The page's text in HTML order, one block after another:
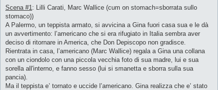
Scena #1 : Lilli Carati, Marc Wallice (cum on stomach=sborrata sullo
stomaco))
A Palermo, un teppista armato, si avvicina a Gina fuori casa sua e le dà
un avvertimento: l’americano che si era rifugiato in Italia sembra aver
deciso di ritornare in America, che Don Depiscopo non gradisce.
Rientrata in casa, l’americano (Marc Wallice) regala a Gina una collana
con un ciondolo con una piccola vecchia foto di sua madre, lui e sua
sorella all'interno, e fanno sesso (lui si smanetta e sborra sulla sua
pancia).
Ma il teppista e’ tornato e uccide l’americano. Gina realizza che e’ stato